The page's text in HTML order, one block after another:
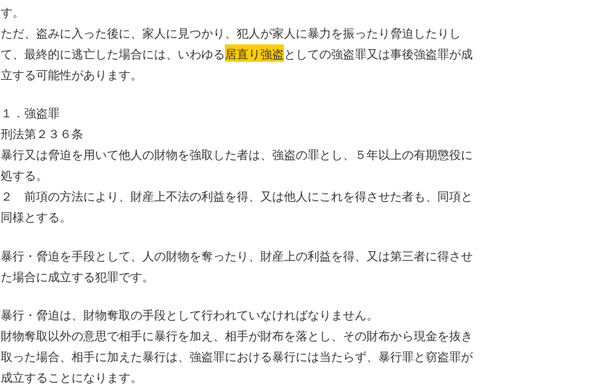
す。
ただ、盗みに入った後に、家人に見つかり、犯人が家人に暴力を振ったり脅迫したりし
て、最終的に逃亡した場合には、いわゆる居直り強盗としての強盗罪又は事後強盗罪が成
立する可能性があります。
１．強盗罪
刑法第２３６条
暴行又は脅迫を用いて他人の財物を強取した者は、強盗の罪とし、５年以上の有期懲役に
処する。
２ 前項の方法により、財産上不法の利益を得、又は他人にこれを得させた者も、同項と
同様とする。
暴行・脅迫を手段として、人の財物を奪ったり、財産上の利益を得、又は第三者に得させ
た場合に成立する犯罪です。
暴行・脅迫は、財物奪取の手段として行われていなければなりません。
財物奪取以外の意思で相手に暴行を加え、相手が財布を落とし、その財布から現金を抜き
取った場合、相手に加えた暴行は、強盗罪における暴行には当たらず、暴行罪と窃盗罪が
成立することになります。